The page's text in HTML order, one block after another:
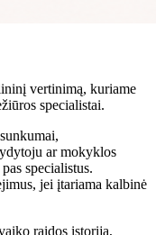
vertinimą, kuriame
specialistai.
ar mokyklos
specialistus.
jei įtariama kalbinė
raidos istorija,